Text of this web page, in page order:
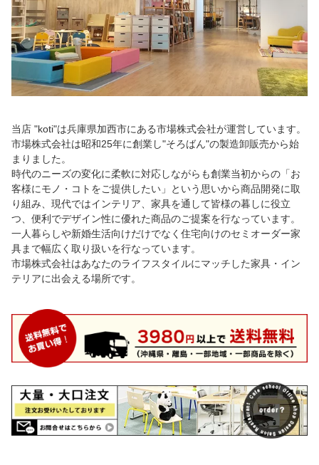
当店 "koti"は兵庫県加西市にある市場株式会社が運営しています。
市場株式会社は昭和25年に創業し"そろばん"の製造卸販売から始
まりました。
時代のニーズの変化に柔軟に対応しながらも創業当初からの「お
客様にモノ・コトをご提供したい」という思いから商品開発に取
り組み、現代ではインテリア、家具を通して皆様の暮しに役立
つ、便利でデザイン性に優れた商品のご提案を行なっています。
一人暮らしや新婚生活向けだけでなく住宅向けのセミオーダー家
具まで幅広く取り扱いを行なっています。
市場株式会社はあなたのライフスタイルにマッチした家具・イン
テリアに出会える場所です。